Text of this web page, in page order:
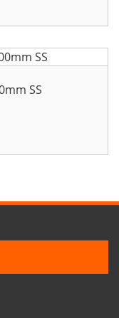
SS